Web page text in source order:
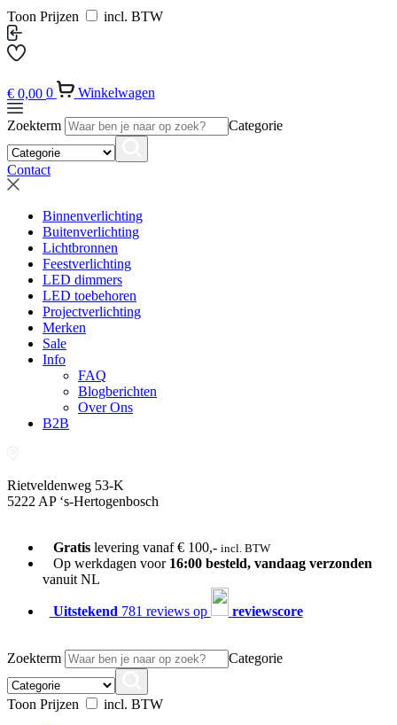
Toon Prijzen incl. BTW
€ 0,00 0 Winkelwagen
Zoekterm Categorie
Contact
Binnenverlichting
Buitenverlichting
Lichtbronnen
Feestverlichting
LED dimmers
LED toebehoren
Projectverlichting
Merken
Sale
Info
FAQ
Blogberichten
Over Ons
B2B
Rietveldenweg 53-K
5222 AP ‘s-Hertogenbosch
Gratislevering vanaf € 100,- incl. BTW
Op werkdagen voor 16:00 besteld, vandaag verzonden
vanuit NL
Uitstekend 781 reviews op reviewscore
Zoekterm Categorie
Toon Prijzen
incl. BTW